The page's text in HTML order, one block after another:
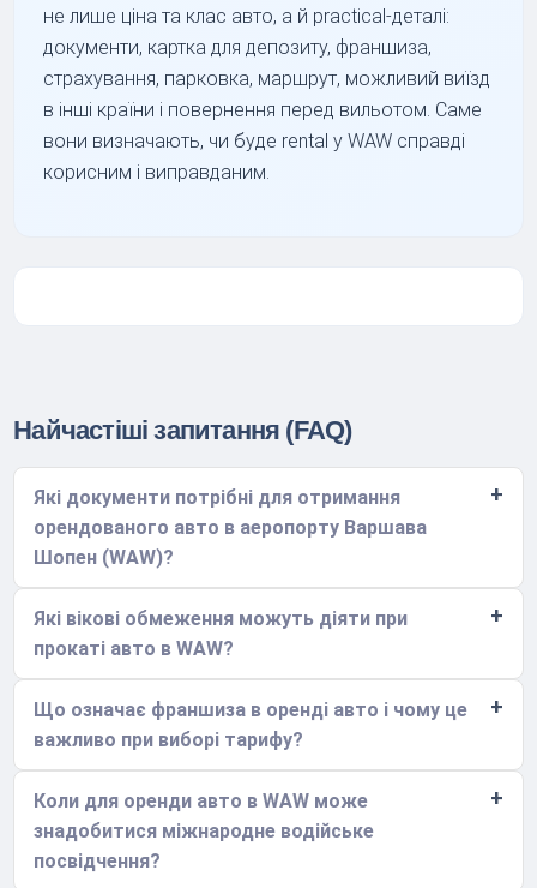
не лише ціна та клас авто, а й practical-деталі:
документи, картка для депозиту, франшиза,
страхування, парковка, маршрут, можливий виїзд
в інші країни і повернення перед вильотом. Саме
вони визначають, чи буде rental у WAW справді
корисним і виправданим.
Найчастіші запитання (FAQ)
Які документи потрібні для отримання
орендованого авто в аеропорту Варшава
Шопен (WAW)?
Які вікові обмеження можуть діяти при
прокаті авто в WAW?
Що означає франшиза в оренді авто і чому це
важливо при виборі тарифу?
Коли для оренди авто в WAW може
знадобитися міжнародне водійське
посвідчення?